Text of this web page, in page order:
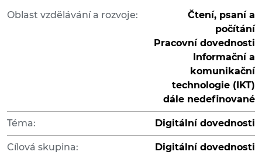
Oblast vzdělávání a rozvoje:
Čtení, psaní a
počítání
Pracovní dovednosti
Informační a
komunikační
technologie (IKT)
dále nedefinované
Téma: Digitální dovednosti
Cílová skupina:
Digitální dovednosti